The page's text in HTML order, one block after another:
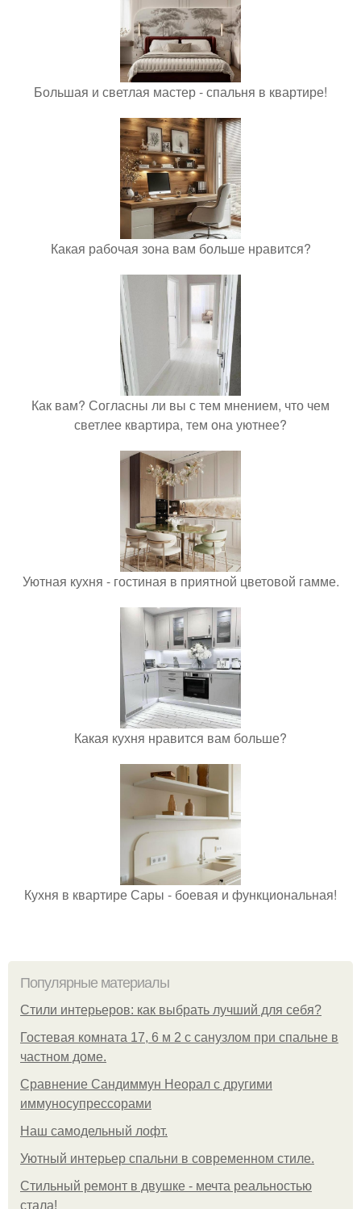
Большая и светлая мастер - спальня в квартире!
Какая рабочая зона вам больше нравится?
Как вам? Согласны ли вы с тем мнением, что чем
светлее квартира, тем она уютнее?
Уютная кухня - гостиная в приятной цветовой гамме.
Какая кухня нравится вам больше?
Кухня в квартире Сары - боевая и функциональная!
Популярные материалы
Стили интерьеров: как выбрать лучший для себя?
Гостевая комната 17, 6 м 2 с санузлом при спальне в
частном доме.
Сравнение Сандиммун Неорал с другими
иммуносупрессорами
Наш самодельный лофт.
Уютный интерьер спальни в современном стиле.
Стильный ремонт в двушке - мечта реальностью
стала!